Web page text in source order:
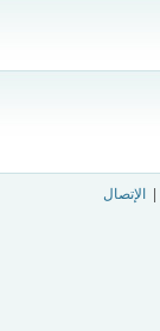
الإتصال